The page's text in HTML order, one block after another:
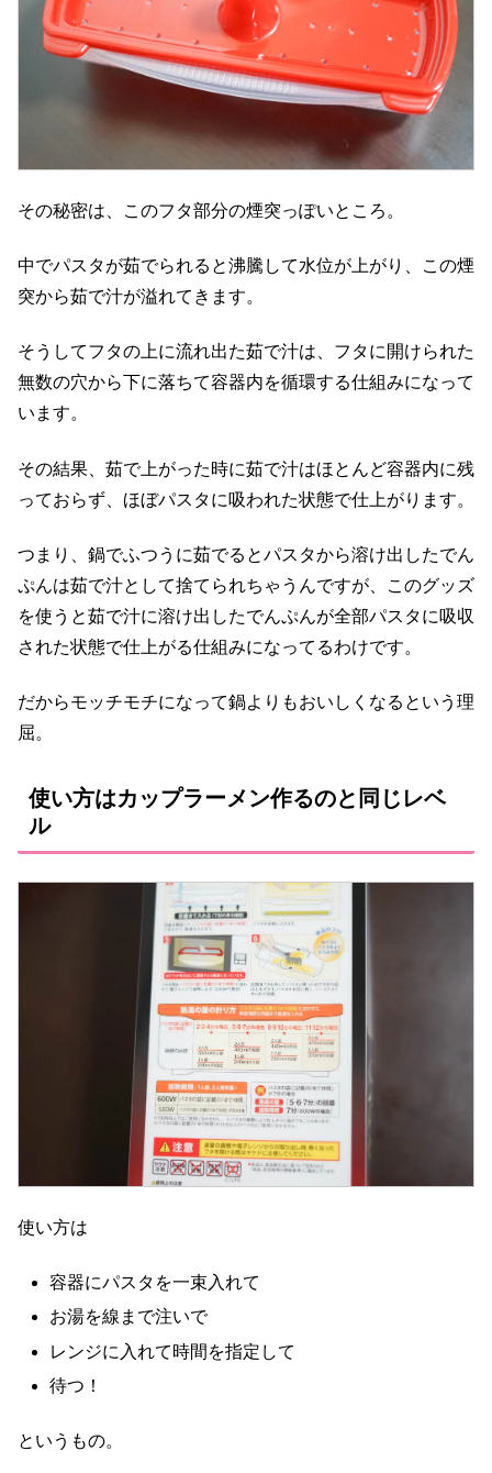
その秘密は、このフタ部分の煙突っぽいところ。
中でパスタが茹でられると沸騰して水位が上がり、この煙
突から茹で汁が溢れてきます。
そうしてフタの上に流れ出た茹で汁は、フタに開けられた
無数の穴から下に落ちて容器内を循環する仕組みになって
います。
その結果、茹で上がった時に茹で汁はほとんど容器内に残
っておらず、ほぼパスタに吸われた状態で仕上がります。
つまり、鍋でふつうに茹でるとパスタから溶け出したでん
ぷんは茹で汁として捨てられちゃうんですが、このグッズ
を使うと茹で汁に溶け出したでんぷんが全部パスタに吸収
された状態で仕上がる仕組みになってるわけです。
だからモッチモチになって鍋よりもおいしくなるという理
屈。
使い方はカップラーメン作るのと同じレベ
ル
使い方は
容器にパスタを一束入れて
お湯を線まで注いで
レンジに入れて時間を指定して
待つ！
というもの。